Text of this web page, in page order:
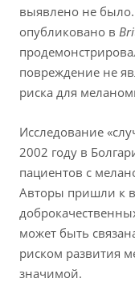
выявлено не
опубликовано в
повреждение не
риска для
Исследование
2002 году в
пациентов с
Авторы пришли к
может быть
риском развития
значимой.